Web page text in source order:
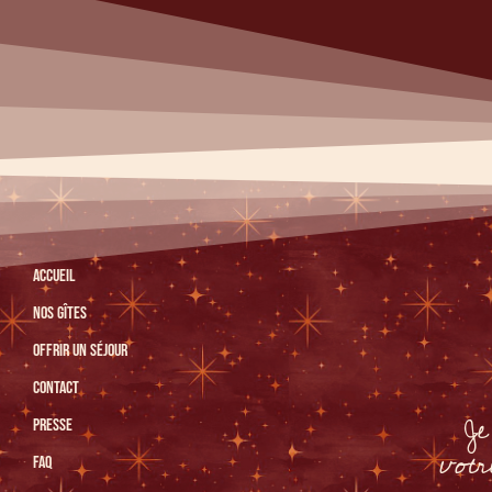
ACCUEIL
NOS GÎTES
OFFRIR UN SÉJOUR
CONTACT
PRESSE
FAQ